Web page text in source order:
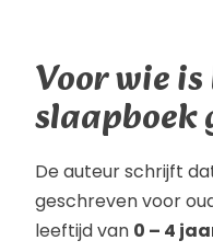
Voor wie
slaapboek
De auteur schrijft
geschreven voor
leeftijd van 0 – 4